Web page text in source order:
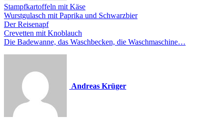
Stampfkartoffeln mit Käse
Wurstgulasch mit Paprika und Schwarzbier
Der Reisenapf
Crevetten mit Knoblauch
Die Badewanne, das Waschbecken, die Waschmaschine…
Andreas Krüger